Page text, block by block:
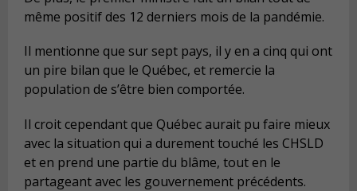
même positif des 12 derniers mois de la pandémie.
Il mentionne que sur sept pays, il y en a cinq qui ont
un pire bilan que le Québec, et remercie la
population de s’être bien comportée.
Il croit cependant que Québec aurait pu faire mieux
avec la situation qui a durement touché les CHSLD
et en prend une partie du blâme, tout en le
partageant avec les gouvernement précédents.